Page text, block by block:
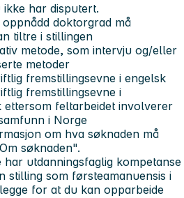
har disputert.
doktorgrad må
tiltre i stillingen
metode, som intervju og/eller
metoder
fremstillingsevne i engelsk
fremstillingsevne i
ettersom feltarbeidet involverer
i Norge
om hva søknaden må
søknaden".
utdanningsfaglig kompetanse
stilling som førsteamanuensis i
for at du kan opparbeide